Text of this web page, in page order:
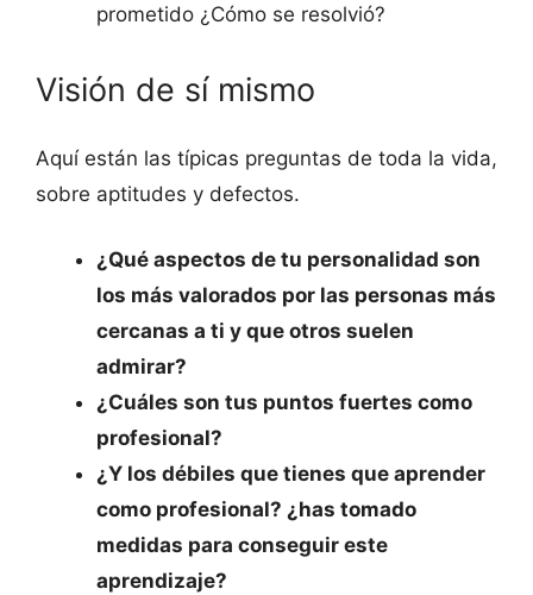
prometido ¿Cómo se resolvió?
Visión de sí mismo
Aquí están las típicas preguntas de toda la vida,
sobre aptitudes y defectos.
¿Qué aspectos de tu personalidad son
los más valorados por las personas más
cercanas a ti y que otros suelen
admirar?
¿Cuáles son tus puntos fuertes como
profesional?
¿Y los débiles que tienes que aprender
como profesional? ¿has tomado
medidas para conseguir este
aprendizaje?